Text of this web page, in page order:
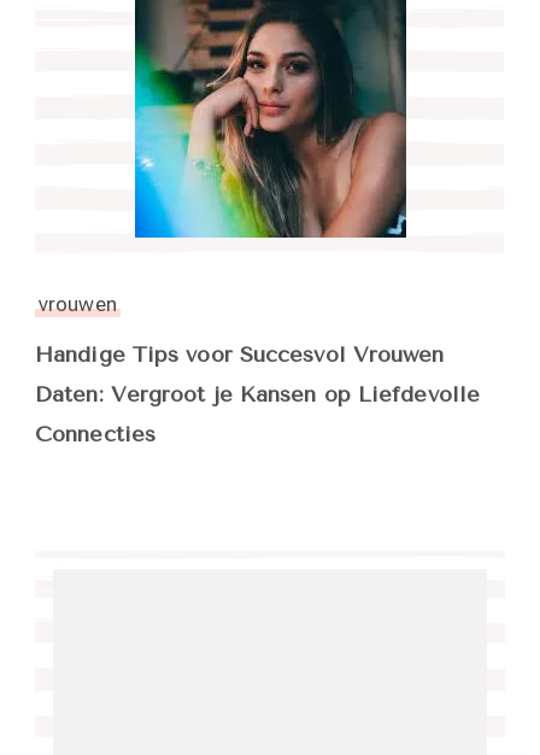
vrouwen
Handige Tips voor Succesvol Vrouwen
Daten: Vergroot je Kansen op Liefdevolle
Connecties